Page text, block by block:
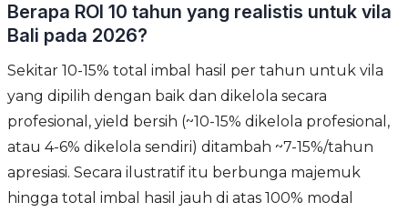
Berapa ROI 10 tahun yang realistis untuk vila
Bali pada 2026?
Sekitar 10-15% total imbal hasil per tahun untuk vila
yang dipilih dengan baik dan dikelola secara
profesional, yield bersih (~10-15% dikelola profesional,
atau 4-6% dikelola sendiri) ditambah ~7-15%/tahun
apresiasi. Secara ilustratif itu berbunga majemuk
hingga total imbal hasil jauh di atas 100% modal